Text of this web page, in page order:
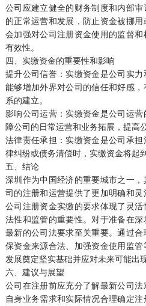
公司应建立健全的财务制度和内部
的正常运营和发展，防止资金被挪
会加强对公司注册资金使用的监督
有效性。
四、实缴资金的重要性和影响
提升公司信誉：实缴资金是公司实
能够增加外界对公司的信任和好感
系的建立。
影响公司运营：实缴资金是公司运
障公司的日常运营和业务拓展，提高
法律责任承担：实缴资金是公司承
律纠纷或债务清偿时，实缴资金将起
五、结论
深圳作为中国经济的重要城市之一
司的注册和运营提供了更加明确和
公司注册资金实缴的要求体现了灵
法性和监管的重要性。对于准备在
最新的公司法要求至关重要。通过
保资金来源合法、加强资金使用监
发展奠定坚实基础并应对未来可能出
六、建议与展望
公司在注册前应充分了解最新公司
自身业务需求和实际情况合理确定